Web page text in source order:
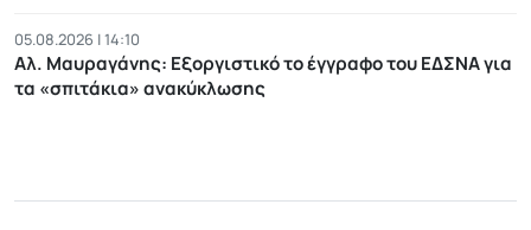
05.08.2026 | 14:10
Αλ. Μαυραγάνης: Εξοργιστικό το έγγραφο του ΕΔΣΝΑ για
τα «σπιτάκια» ανακύκλωσης